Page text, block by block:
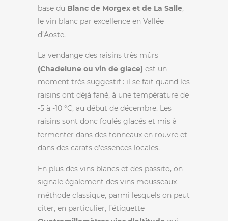
base du Blanc de Morgex et de La Salle,
le vin blanc par excellence en Vallée
d’Aoste.
La vendange des raisins très mûrs
(Chadelune ou vin de glace) est un
moment très suggestif : il se fait quand les
raisins ont déjà fané, à une température de
-5 à -10 °C, au début de décembre. Les
raisins sont donc foulés glacés et mis à
fermenter dans des tonneaux en rouvre et
dans des carats d’essences locales.
En plus des vins blancs et des passito, on
signale également des vins mousseaux
méthode classique, parmi lesquels on peut
citer, en particulier, l’étiquette